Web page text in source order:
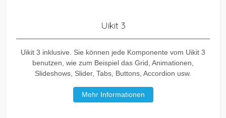
Uikit 3
Uikit 3 inklusive. Sie können jede Komponente vom Uikit 3
benutzen, wie zum Beispiel das Grid, Animationen,
Slideshows, Slider, Tabs, Buttons, Accordion usw.
Mehr Informationen